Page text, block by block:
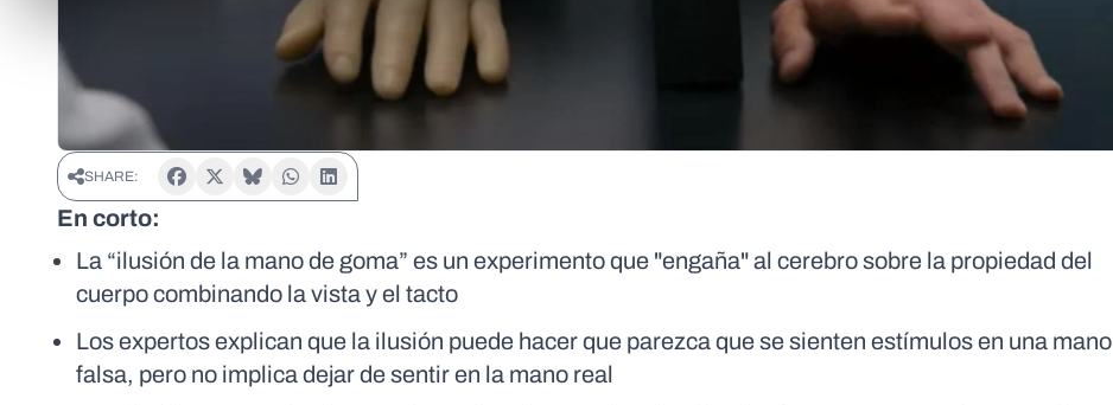
SHARE:
En corto:
La “ilusión de la mano de goma” es un experimento que "engaña" al cerebro sobre la propiedad del
cuerpo combinando la vista y el tacto
Los expertos explican que la ilusión puede hacer que parezca que se sienten estímulos en una mano
falsa, pero no implica dejar de sentir en la mano real